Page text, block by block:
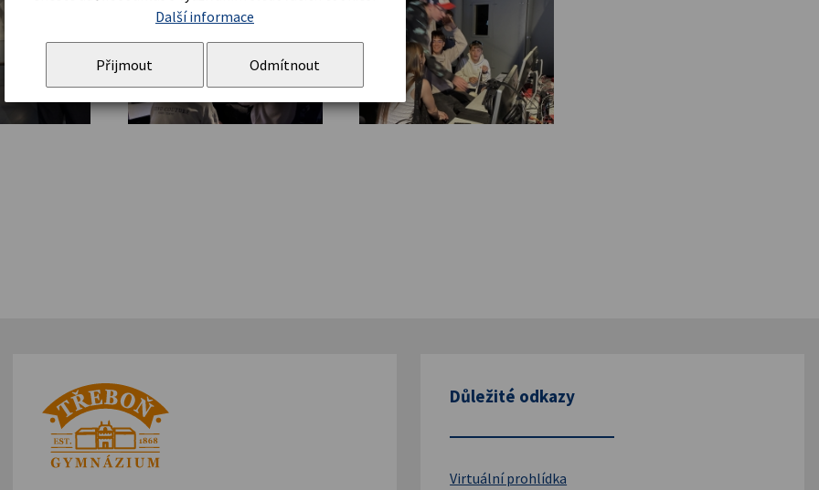
Důležité odkazy
Virtuální prohlídka
Další informace
Přijmout Odmítnout